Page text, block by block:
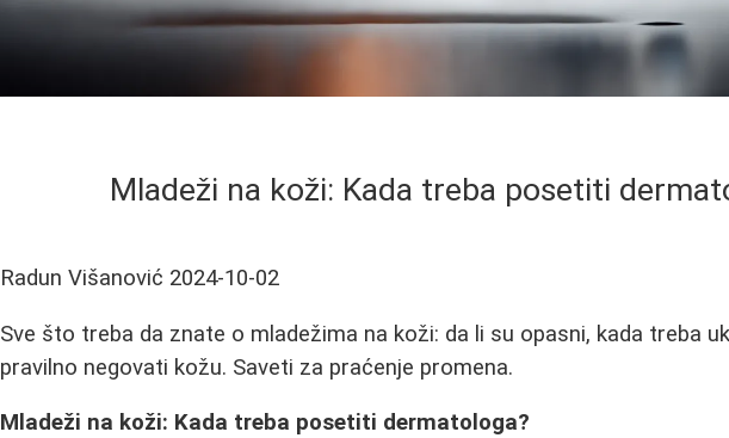
Mladeži na koži: Kada treba posetiti
Radun Višanović 2024-10-02
Sve što treba da znate o mladežima na koži: da li su opasni, kada treba
pravilno negovati kožu. Saveti za praćenje promena.
Mladeži na koži: Kada treba posetiti dermatologa?